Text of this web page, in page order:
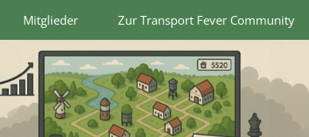
Mitglieder Zur Transport Fever Community